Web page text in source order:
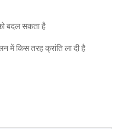
बदल सकता है
किस तरह क्रांति ला दी है